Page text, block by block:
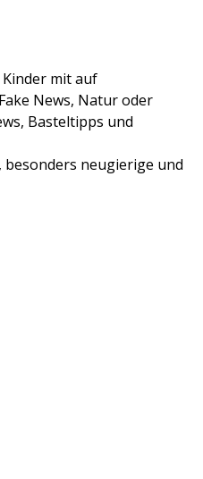
mit auf
News, Natur oder
Basteltipps und
besonders neugierige und